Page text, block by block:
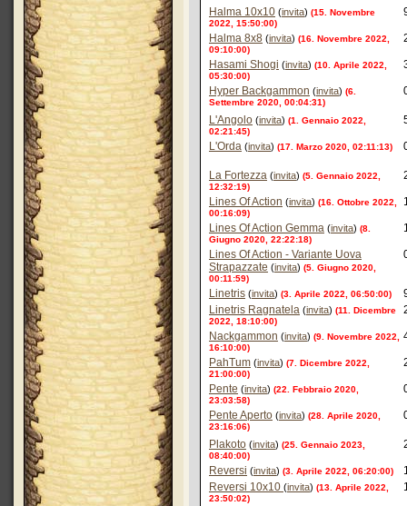
Halma 10x10 (invita) (15. Novembre
2022, 15:50:00)
Halma 8x8 (invita) (16. Novembre 2022,
09:10:00)
Hasami Shogi (invita) (10. Aprile 2022,
05:30:00)
Hyper Backgammon (invita) (6.
Settembre 2020, 00:04:31)
L'Angolo (invita) (1. Gennaio 2022,
02:21:45)
L'Orda (invita) (17. Marzo 2020, 02:11:13)
La Fortezza (invita) (5. Gennaio 2022,
12:32:19)
Lines Of Action (invita) (16. Ottobre 2022,
00:16:09)
Lines Of Action Gemma (invita) (8.
Giugno 2020, 22:22:18)
Lines Of Action - Variante Uova
Strapazzate (invita) (5. Giugno 2020,
00:11:59)
Linetris (invita) (3. Aprile 2022, 06:50:00)
Linetris Ragnatela (invita) (11. Dicembre
2022, 18:10:00)
Nackgammon (invita) (9. Novembre 2022,
16:10:00)
PahTum (invita) (7. Dicembre 2022,
21:00:00)
Pente (invita) (22. Febbraio 2020,
23:03:58)
Pente Aperto (invita) (28. Aprile 2020,
23:16:06)
Plakoto (invita) (25. Gennaio 2023,
08:40:00)
Reversi (invita) (3. Aprile 2022, 06:20:00)
Reversi 10x10 (invita) (13. Aprile 2022,
23:50:02)